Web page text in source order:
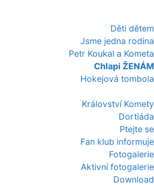
Děti dětem
Jsme jedna rodina
Petr Koukal a Kometa
Chlapi ŽENÁM
Hokejová tombola
Království Komety
Dortiáda
Ptejte se
Fan klub informuje
Fotogalerie
Aktivní fotogalerie
Download